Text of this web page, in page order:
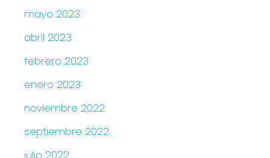
mayo 2023
abril 2023
febrero 2023
enero 2023
noviembre 2022
septiembre 2022
julio 2022